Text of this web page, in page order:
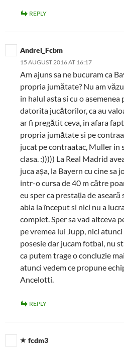
REPLY
Andrei_Fcbm
15 AUGUST 2016 AT 16:17
Am ajuns sa ne bucuram ca
propria jumătate? Nu am
in halul asta si cu o
datorita jucătorilor, ca au
ar fi pregătit ceva, in afara
propria jumătate si pe
jucat pe contraatac, Muller in
clasa. :))))) La Real Madrid
juca așa, la Bayern cu cine sa
intr-o cursa de 40 m către
eu sper ca prestația de aseară
abia la început si nici nu a
complet. Sper sa vad altceva
pe vremea lui Jupp, nici
posesie dar jucam fotbal, nu
ca putem trage o concluzie
atunci vedem ce propune
Ancelotti.
REPLY
fcdm3